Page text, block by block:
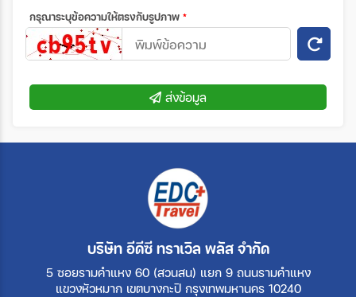
กรุณาระบุข้อความให้ตรงกับรูปภาพ *
ส่งข้อมูล
บริษัท อีดีซี ทราเวิล พลัส จำกัด
5 ซอยรามคำแหง 60 (สวนสน) แยก 9 ถนนรามคำแหง
แขวงหัวหมาก เขตบางกะปิ กรุงเทพมหานคร 10240